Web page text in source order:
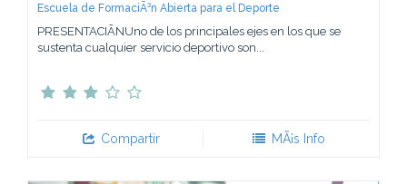
Escuela de FormaciÃ³n Abierta para el Deporte
PRESENTACIÃNUno de los principales ejes en los que se
sustenta cualquier servicio deportivo son...
Compartir MÃ¡s Info